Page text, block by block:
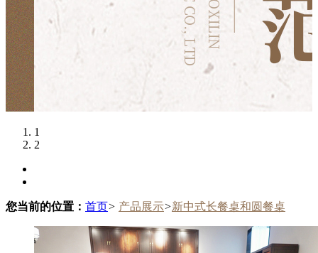
1
2
您当前的位置： 首页> 产品展示>新中式长餐桌和圆餐桌